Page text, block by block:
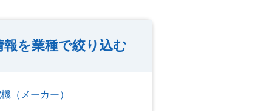
を業種で絞り込む
（メーカー）